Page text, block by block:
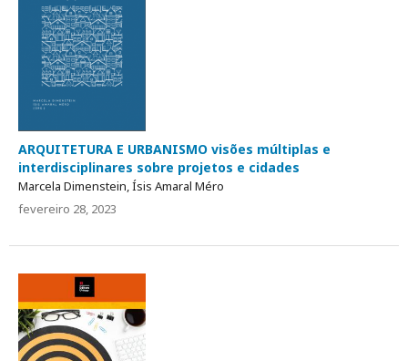
ARQUITETURA E URBANISMO visões múltiplas e
interdisciplinares sobre projetos e cidades
Marcela Dimenstein, Ísis Amaral Méro
fevereiro 28, 2023